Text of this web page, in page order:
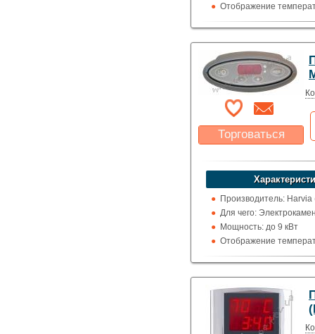
Отображение
цельсия
Торговаться
Указать цену
Производитель:
Для чего:
Мощность: до 9 кВт
Отображение
цельсия